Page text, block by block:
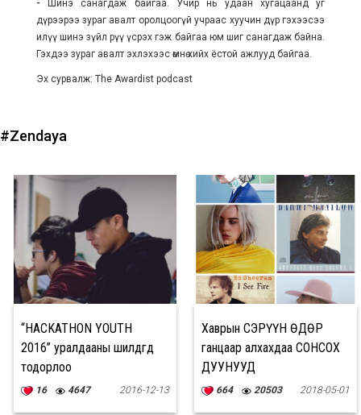
-
Шинэ санагдаж байгаа. Учир нь удаан хугацаанд уг
дүрээрээ зураг авалт оролцоогүй учраас хуучин дүр гэхээсээ
илүү шинэ зүйл рүү үсрэх гэж байгаа юм шиг санагдаж байна.
Гэхдээ зураг авалт эхлэхээс өмнө хийх ёстой ажлууд байгаа.
Эх сурвалж: The Awardist podcast
#Zendaya
“HACKATHON YOUTH
2016” уралдааны шилдгүүд
тодорлоо
16 4647 2016-12-13
Хаврын СЭРҮҮН ӨДӨР
ганцаар алхахдаа СОНСОХ
ДУУНУУД
664 20503 2018-05-01